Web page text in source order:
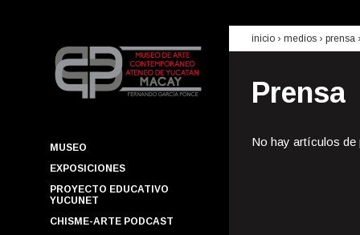
MUSEO
EXPOSICIONES
PROYECTO EDUCATIVO
YUCUNET
CHISME-ARTE PODCAST
inicio › medios › prensa
Prensa
No hay artículos de